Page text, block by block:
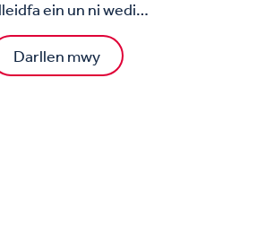
ein un ni wedi…
Darllen mwy